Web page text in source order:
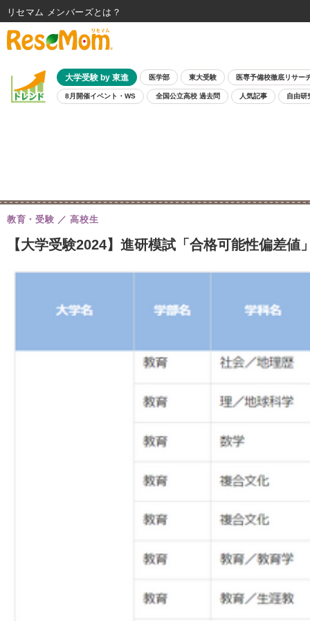
大学受験 by 東進 医学部 東大受験 医専予備校徹底リサー
8月開催イベント・WS 全国公立高校 過去問 人気記事 自由研
【大学受験2024】進研模試「合格可能性偏差
教育・受験 高校生
リセマム メンバーズ